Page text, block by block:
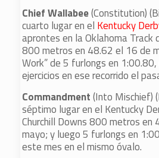
Chief Wallabee(Constitution)
cuarto lugar en el Kentucky
aprontes en la Oklahoma Track
800 metros en 48.62 el 16 de
Work” de 5 furlongs en
ejercicios en ese recorrido el
Commandment(Into Mischief)
séptimo lugar en el Kentucky
Churchill Downs 800 metros en
mayo; y luego 5 furlongs en
este mes en el mismo óvalo.